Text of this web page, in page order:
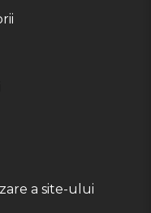
a site-ului